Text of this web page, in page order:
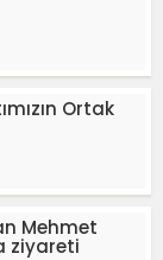
Ortak
Mehmet
ziyareti